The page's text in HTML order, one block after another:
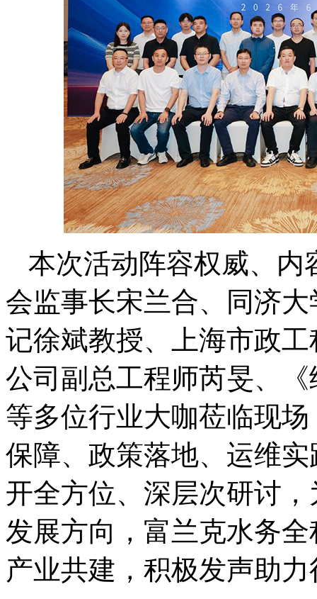
本次活动阵容权威、内
会监事长宋兰合、同济
记徐斌教授、上海市政
公司副总工程师芮旻、
等多位行业大咖莅临现
保障、政策落地、运维
开全方位、深层次研讨
发展方向，富兰克水务
产业共建，积极发声助